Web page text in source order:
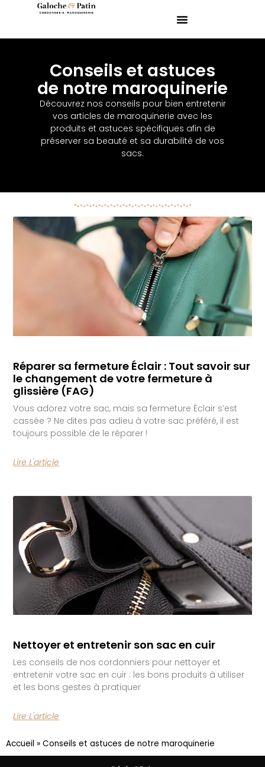
Conseils et astuces
de notre maroquinerie
Découvrez nos conseils pour bien entretenir
vos articles de maroquinerie avec les
produits et astuces spécifiques afin de
préserver sa beauté et sa durabilité de vos
sacs.
Réparer sa fermeture Éclair : Tout savoir sur
le changement de votre fermeture à
glissière (FAG)
Vous adorez votre sac, mais sa fermeture Éclair s’est
cassée ? Ne dites pas adieu à votre sac préféré, il est
toujours possible de le réparer !
Lire L'article
Nettoyer et entretenir son sac en cuir
Les conseils de nos cordonniers pour nettoyer et
entretenir votre sac en cuir : les bons produits à utiliser
et les bons gestes à pratiquer
Lire L'article
Accueil » Conseils et astuces de notre maroquinerie